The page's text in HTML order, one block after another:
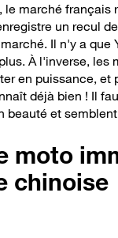
marché français
un recul
Il n'y a que
À l'inverse, les
en puissance, et
déjà bien ! Il
beauté et
moto
chinoise